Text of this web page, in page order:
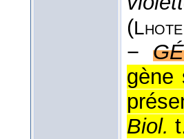
(Lhote
−
gène
Biol.